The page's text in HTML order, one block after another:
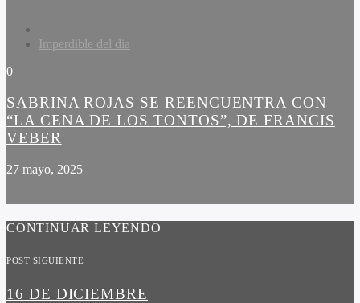
Imperdible del dia
0
SABRINA ROJAS SE REENCUENTRA CON
“LA CENA DE LOS TONTOS”, DE FRANCIS
VEBER
27 mayo, 2025
CONTINUAR LEYENDO
POST SIGUIENTE
16 DE DICIEMBRE